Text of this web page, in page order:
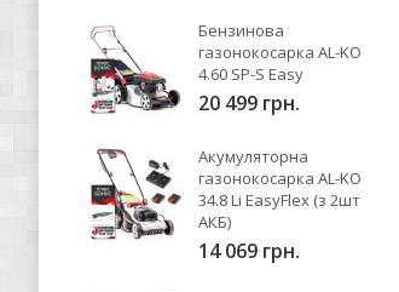
Бензинова
газонокосарка AL-KO
4.60 SP-S Easy
20 499 грн.
Акумуляторна
газонокосарка AL-KO
34.8 Li EasyFlex (з 2шт
АКБ)
14 069 грн.